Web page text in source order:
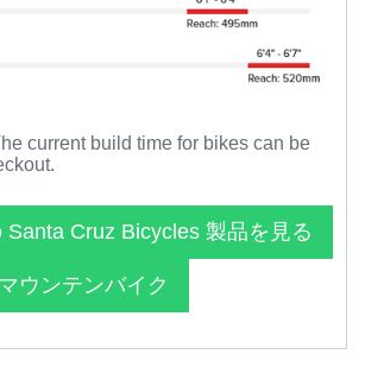
current build time for bikes can be
Santa Cruz Bicycles 製品を見る
ウンテンバイク